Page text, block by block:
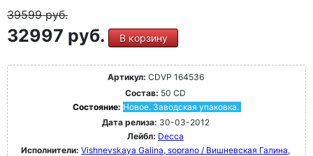
39599руб.
32997 руб. В корзину
Артикул: CDVP 164536
Состав: 50 CD
Состояние: Новое. Заводская упаковка.
Дата релиза: 30-03-2012
Лейбл: Decca
Исполнители: Vishnevskaya Galina, soprano / Вишневская Галина,